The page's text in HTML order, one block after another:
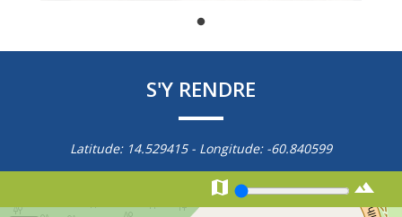
S'Y RENDRE
Latitude: 14.529415- Longitude: -60.840599
 